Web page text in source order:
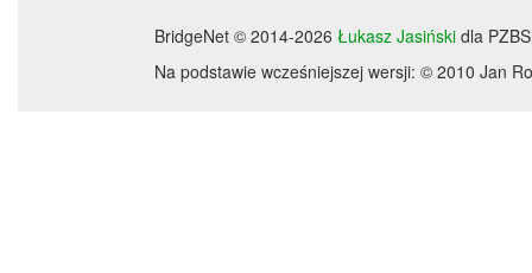
BridgeNet © 2014-2026 Łukasz Jasiński dla PZBS
Na podstawie wcześniejszej wersji: © 2010 Jan